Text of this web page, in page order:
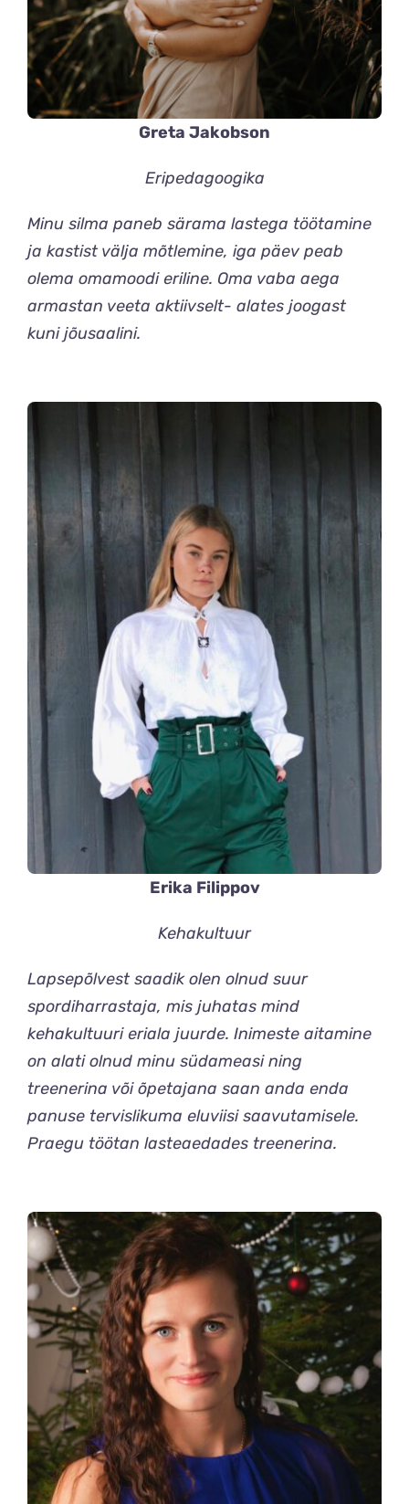
Greta Jakobson
Eripedagoogika
Minu silma paneb särama lastega töötamine
ja kastist välja mõtlemine, iga päev peab
olema omamoodi eriline. Oma vaba aega
armastan veeta aktiivselt- alates joogast
kuni jõusaalini.
Erika Filippov
Kehakultuur
Lapsepõlvest saadik olen olnud suur
spordiharrastaja, mis juhatas mind
kehakultuuri eriala juurde. Inimeste aitamine
on alati olnud minu südameasi ning
treenerina või õpetajana saan anda enda
panuse tervislikuma eluviisi saavutamisele.
Praegu töötan lasteaedades treenerina.